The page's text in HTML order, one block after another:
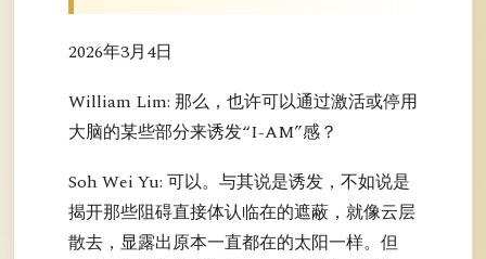
2026年3月4日
William Lim: 那么，也许可以通过激活或停用
大脑的某些部分来诱发“I-AM”感？
Soh Wei Yu: 可以。与其说是诱发，不如说是
揭开那些阻碍直接体认临在的遮蔽，就像云层
散去，显露出原本一直都在的太阳一样。但